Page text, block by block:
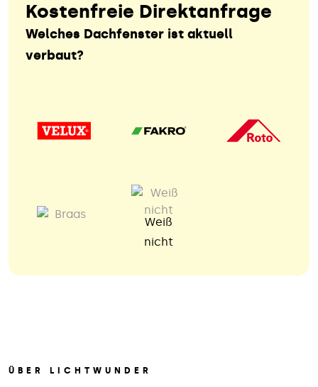
Kostenfreie Direktanfrage
Welches Dachfenster ist aktuell
verbaut?
Weiß
nicht
ÜBER LICHTWUNDER